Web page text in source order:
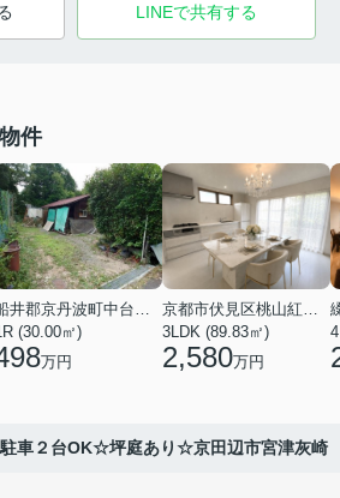
LINEで共有する
件
(30.00㎡)
万円
3LDK (89.83㎡)
2,580万円
車２台OK☆坪庭あり☆京田辺市宮津灰崎